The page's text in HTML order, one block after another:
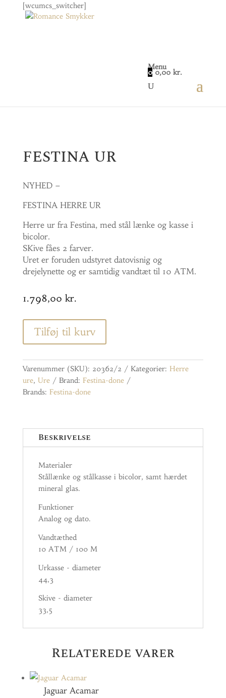
[wcumcs_switcher]
Menu
0 0,00kr.
/ FESTINA UR
FESTINA UR
NYHED –
FESTINA HERRE UR
Herre ur fra Festina, med stål lænke og kasse i
bicolor.
SKive fåes 2 farver.
Uret er foruden udstyret datovisnig og
drejelynette og er samtidig vandtæt til 10 ATM.
1.798,00 kr.
Tilføj til kurv
Varenummer (SKU): 20362/2 Kategorier: Herre
ure, Ure Brand: Festina-done
Brands: Festina-done
Beskrivelse
Materialer
Stållænke og stålkasse i bicolor, samt hærdet
mineral glas.
Funktioner
Analog og dato.
Vandtæthed
10 ATM / 100 M
Urkasse - diameter
44,3
Skive - diameter
33,5
Relaterede varer
Jaguar Acamar